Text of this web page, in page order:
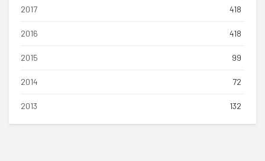
2017 418
2016 418
2015 99
2014 72
2013 132